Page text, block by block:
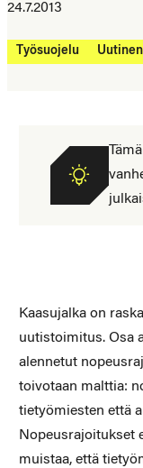
24.7.2013
Työsuojelu Uutinen
Kaasujalka on
uutistoimitus. Osa
alennetut
toivotaan malttia:
tietyömiesten että
Nopeusrajoitukset
muistaa, että